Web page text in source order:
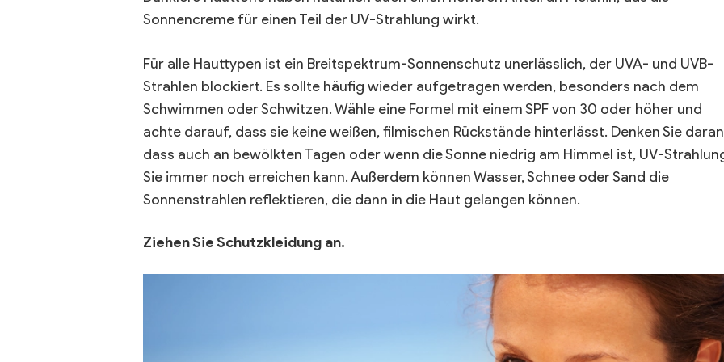
Sonnencreme für einen Teil der UV-Strahlung wirkt.
Für alle Hauttypen ist ein Breitspektrum-Sonnenschutz unerlässlich, der UVA- und UVB-
Strahlen blockiert. Es sollte häufig wieder aufgetragen werden, besonders nach dem
Schwimmen oder Schwitzen. Wähle eine Formel mit einem SPF von 30 oder höher und
achte darauf, dass sie keine weißen, filmischen Rückstände hinterlässt. Denken Sie
dass auch an bewölkten Tagen oder wenn die Sonne niedrig am Himmel ist, UV-
Sie immer noch erreichen kann. Außerdem können Wasser, Schnee oder Sand die
Sonnenstrahlen reflektieren, die dann in die Haut gelangen können.
Ziehen Sie Schutzkleidung an.